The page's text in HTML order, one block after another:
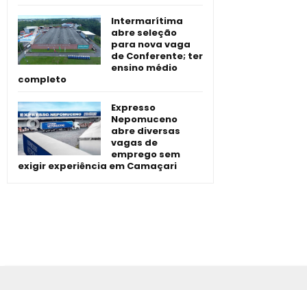
Intermarítima
abre seleção
para nova vaga
de Conferente; ter
ensino médio
completo
Expresso
Nepomuceno
abre diversas
vagas de
emprego sem
exigir experiência em Camaçari